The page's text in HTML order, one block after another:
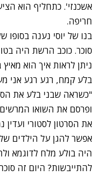
אשכנזי'. כתחליף הוא
חריפה.
בנו של יוסי נענה
סוכר. כוכב הרשת היה
ניתן לראות איך הוא
בלע קמח, רגע רגע אני
"כשראה שבני בלע את
ופרסם את השואו
את הסרטון לסטורי
אפשר להגן על הילדים
היה בולע מלח לדוגמא
להתייבשות? היום זה